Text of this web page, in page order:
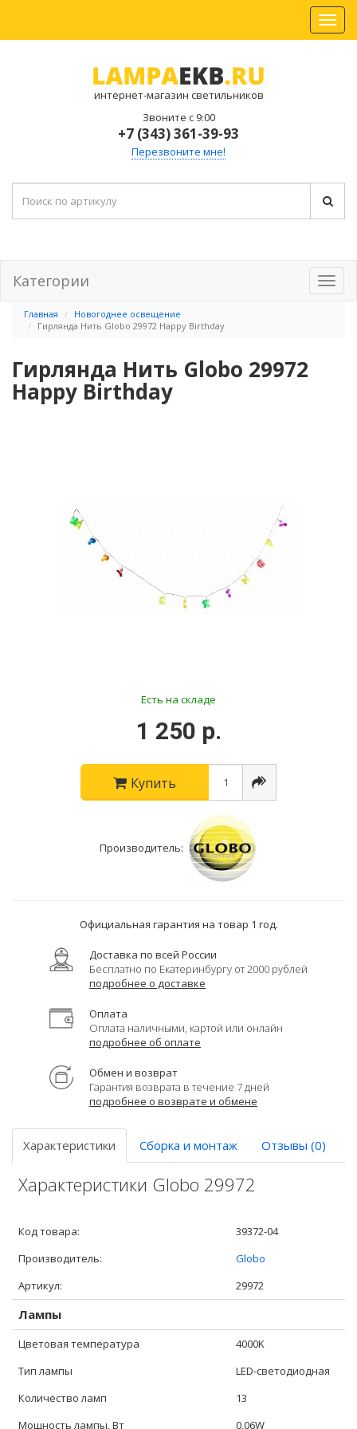
интернет-магазин светильников
Звоните с 9:00
+7 (343) 361-39-93
Перезвоните мне!
Категории
Главная
Новогоднее освещение
Гирлянда Нить Globo 29972 Happy Birthday
Гирлянда Нить Globo 29972
Happy Birthday
Есть на складе
1 250 р.
Купить
Производитель:
Официальная гарантия на товар 1 год.
Доставка по всей России
Бесплатно по Екатеринбургу от 2000 рублей
подробнее о доставке
Оплата
Оплата наличными, картой или онлайн
подробнее об оплате
Обмен и возврат
Гарантия возврата в течение 7 дней
подробнее о возврате и обмене
Характеристики Сборка и монтаж Отзывы (0)
Характеристики Globo 29972
Код товара:
39372-04
Производитель:
Globo
Артикул:
29972
Лампы
Цветовая температура
4000K
Тип лампы
LED-светодиодная
Количество ламп
13
Мощность лампы, Вт
0,06W